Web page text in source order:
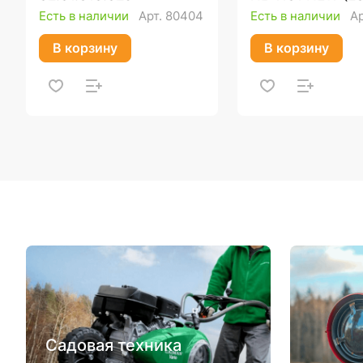
Есть в наличии Арт. 80404
В корзину
110 л,
400*15)
Есть в наличии
В корзину
Садовая техника